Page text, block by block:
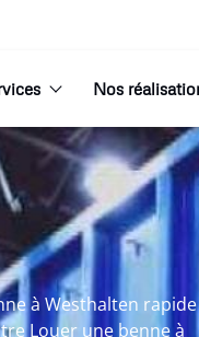
Nos
à Westhalten
Louer une benne à